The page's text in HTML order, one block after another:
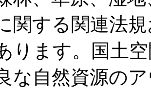
関する関連法
ります。国土
な自然資源の